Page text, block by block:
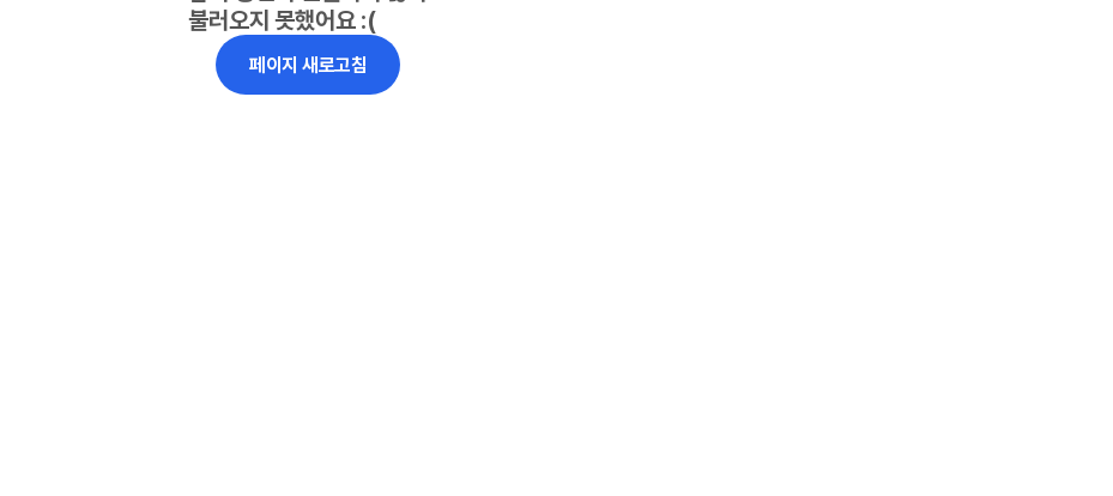
불러오지 못했어요 :(
페이지 새로고침